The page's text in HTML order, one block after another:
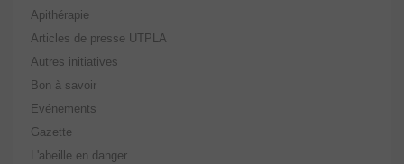
Apithérapie
Articles de presse UTPLA
Autres initiatives
Bon à savoir
Evénements
Gazette
L'abeille en danger